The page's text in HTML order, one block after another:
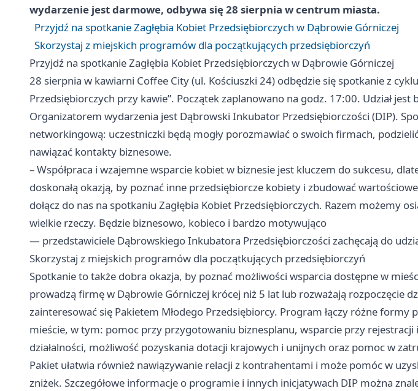
wydarzenie jest darmowe, odbywa się 28 sierpnia w centrum miasta.
Przyjdź na spotkanie Zagłębia Kobiet Przedsiębiorczych w Dąbrowie Górniczej
Skorzystaj z miejskich programów dla początkujących przedsiębiorczyń
Przyjdź na spotkanie Zagłębia Kobiet Przedsiębiorczych w Dąbrowie Górniczej
28 sierpnia w kawiarni Coffee City (ul. Kościuszki 24) odbędzie się spotkanie z
Przedsiębiorczych przy kawie”. Początek zaplanowano na godz. 17:00. Udział jest
Organizatorem wydarzenia jest Dąbrowski Inkubator Przedsiębiorczości (DIP).
networkingową: uczestniczki będą mogły porozmawiać o swoich firmach,
nawiązać kontakty biznesowe.
– Współpraca i wzajemne wsparcie kobiet w biznesie jest kluczem do sukcesu,
doskonałą okazją, by poznać inne przedsiębiorcze kobiety i zbudować
dołącz do nas na spotkaniu Zagłębia Kobiet Przedsiębiorczych. Razem możemy
wielkie rzeczy. Będzie biznesowo, kobieco i bardzo motywująco
— przedstawiciele Dąbrowskiego Inkubatora Przedsiębiorczości zachęcają do
Skorzystaj z miejskich programów dla początkujących przedsiębiorczyń
Spotkanie to także dobra okazja, by poznać możliwości wsparcia dostępne w
prowadzą firmę w Dąbrowie Górniczej krócej niż 5 lat lub rozważają rozpoczęcie
zainteresować się Pakietem Młodego Przedsiębiorcy. Program łączy różne formy
mieście, w tym: pomoc przy przygotowaniu biznesplanu, wsparcie przy
działalności, możliwość pozyskania dotacji krajowych i unijnych oraz pomoc w
Pakiet ułatwia również nawiązywanie relacji z kontrahentami i może pomóc w
zniżek. Szczegółowe informacje o programie i innych inicjatywach DIP można